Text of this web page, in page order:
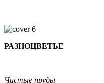
РАЗНОЦВЕТЬЕ
Чистые пруды